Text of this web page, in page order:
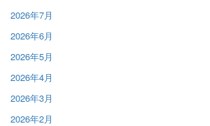
2026年7月
2026年6月
2026年5月
2026年4月
2026年3月
2026年2月